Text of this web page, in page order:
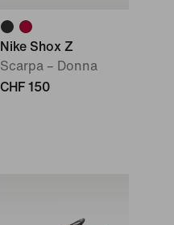
Nike Shox Z
Scarpa – Donna
CHF 150